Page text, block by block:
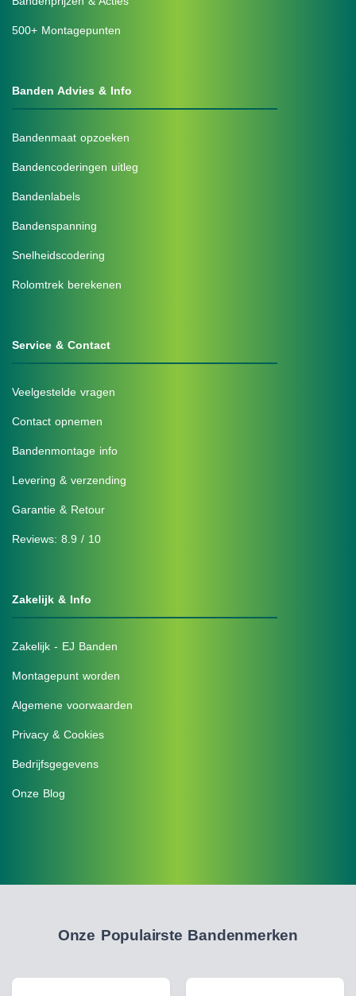
500+ Montagepunten
Banden Advies & Info
Bandenmaat opzoeken
Bandencoderingen uitleg
Bandenlabels
Bandenspanning
Snelheidscodering
Rolomtrek berekenen
Service & Contact
Veelgestelde vragen
Contact opnemen
Bandenmontage info
Levering & verzending
Garantie & Retour
Reviews: 8.9 / 10
Zakelijk & Info
Zakelijk - EJ Banden
Montagepunt worden
Algemene voorwaarden
Privacy & Cookies
Bedrijfsgegevens
Onze Blog
Onze Populairste Bandenmerken